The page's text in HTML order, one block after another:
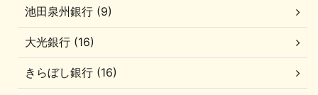
池田泉州銀行 (9)
大光銀行 (16)
きらぼし銀行 (16)